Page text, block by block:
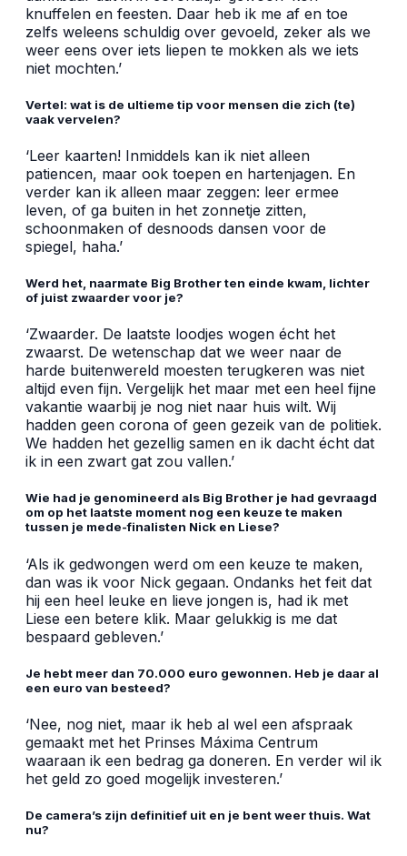
knuffelen en feesten. Daar heb ik me af en toe
zelfs weleens schuldig over gevoeld, zeker als we
weer eens over iets liepen te mokken als we iets
niet mochten.’
Vertel: wat is de ultieme tip voor mensen die zich (te)
vaak vervelen?
‘Leer kaarten! Inmiddels kan ik niet alleen
patiencen, maar ook toepen en hartenjagen. En
verder kan ik alleen maar zeggen: leer ermee
leven, of ga buiten in het zonnetje zitten,
schoonmaken of desnoods dansen voor de
spiegel, haha.’
Werd het, naarmate Big Brother ten einde kwam, lichter
of juist zwaarder voor je?
‘Zwaarder. De laatste loodjes wogen écht het
zwaarst. De wetenschap dat we weer naar de
harde buitenwereld moesten terugkeren was niet
altijd even fijn. Vergelijk het maar met een heel fijne
vakantie waarbij je nog niet naar huis wilt. Wij
hadden geen corona of geen gezeik van de politiek.
We hadden het gezellig samen en ik dacht écht dat
ik in een zwart gat zou vallen.’
Wie had je genomineerd als Big Brother je had gevraagd
om op het laatste moment nog een keuze te maken
tussen je mede-finalisten Nick en Liese?
‘Als ik gedwongen werd om een keuze te maken,
dan was ik voor Nick gegaan. Ondanks het feit dat
hij een heel leuke en lieve jongen is, had ik met
Liese een betere klik. Maar gelukkig is me dat
bespaard gebleven.’
Je hebt meer dan 70.000 euro gewonnen. Heb je daar al
een euro van besteed?
‘Nee, nog niet, maar ik heb al wel een afspraak
gemaakt met het Prinses Máxima Centrum
waaraan ik een bedrag ga doneren. En verder wil ik
het geld zo goed mogelijk investeren.’
De camera’s zijn definitief uit en je bent weer thuis. Wat
nu?